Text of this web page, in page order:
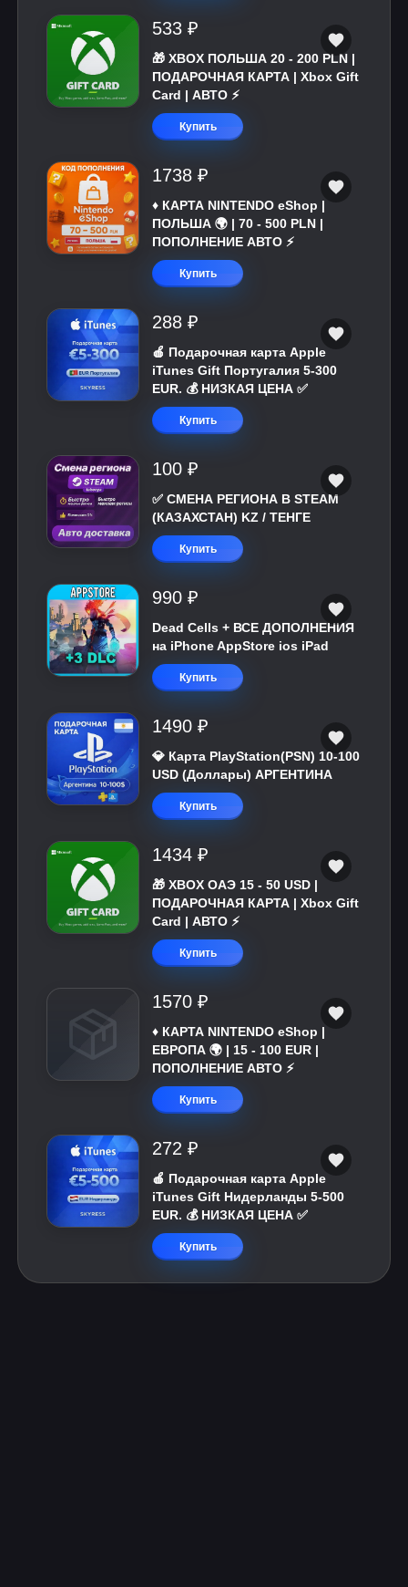
533 ₽
🎁 XBOX ПОЛЬША 20 - 200 PLN |
ПОДАРОЧНАЯ КАРТА | Xbox Gift
Card | АВТО ⚡
Купить
1738 ₽
♦️ КАРТА NINTENDO eShop |
ПОЛЬША 🌍 | 70 - 500 PLN |
ПОПОЛНЕНИЕ АВТО ⚡
Купить
288 ₽
🍎 Подарочная карта Apple
iTunes Gift Португалия 5-300
EUR. 💰 НИЗКАЯ ЦЕНА ✅
Купить
100 ₽
✅ СМЕНА РЕГИОНА В STEAM
(КАЗАХСТАН) KZ / ТЕНГЕ
Купить
990 ₽
Dead Cells + ВСЕ ДОПОЛНЕНИЯ
на iPhone AppStore ios iPad
Купить
1490 ₽
💎 Карта PlayStation(PSN) 10-100
USD (Доллары) АРГЕНТИНА
Купить
1434 ₽
🎁 XBOX ОАЭ 15 - 50 USD |
ПОДАРОЧНАЯ КАРТА | Xbox Gift
Card | АВТО ⚡
Купить
1570 ₽
♦️ КАРТА NINTENDO eShop |
ЕВРОПА 🌍 | 15 - 100 EUR |
ПОПОЛНЕНИЕ АВТО ⚡
Купить
272 ₽
🍎 Подарочная карта Apple
iTunes Gift Нидерланды 5-500
EUR. 💰 НИЗКАЯ ЦЕНА ✅
Купить